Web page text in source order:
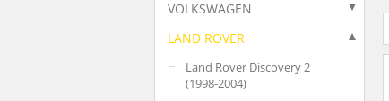
VOLKSWAGEN
LAND ROVER
Land Rover Discovery 2
(1998-2004)